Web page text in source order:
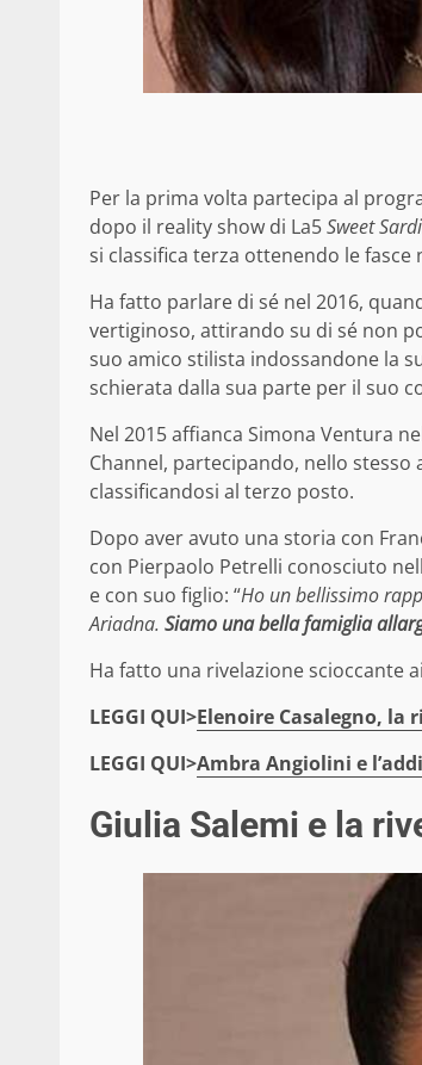
Per la prima volta partecipa al
dopo il reality show di La5Sweet
si classifica terza ottenendo le fasce
Ha fatto parlare di sé nel 2016,
vertiginoso, attirando su di sé non
suo amico stilista indossandone la
schierata dalla sua parte per il suo
Nel 2015 affianca Simona Ventura
Channel, partecipando, nello stesso
classificandosi al terzo posto.
Dopo aver avuto una storia con
con Pierpaolo Petrelli conosciuto
e con suo figlio: “Ho un bellissimo
Ariadna. Siamo una bella famiglia
Ha fatto una rivelazione scioccante
LEGGI QUI>Elenoire Casalegno, la
LEGGI QUI>Ambra Angiolini e
Giulia Salemi e la